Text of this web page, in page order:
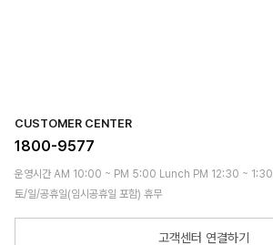
CUSTOMER CENTER
1800-9577
운영시간 AM 10:00 ~ PM 5:00 Lunch PM 12:30 ~ 1:30
토/일/공휴일(임시공휴일 포함) 휴무
고객센터 연결하기